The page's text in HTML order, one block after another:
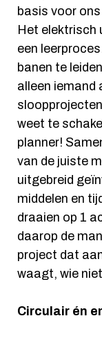
basis voor
Het elektrisch
een
banen te
alleen iemand
weet te
planner!
van de juiste
uitgebreid
middelen en
draaien op 1
daarop de
project dat
waagt, wie
Circulair én